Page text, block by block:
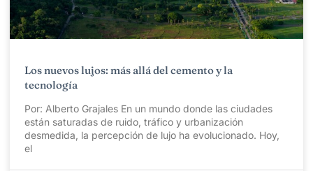
Los nuevos lujos: más allá del cemento y la
tecnología
Por: Alberto Grajales En un mundo donde las ciudades
están saturadas de ruido, tráfico y urbanización
desmedida, la percepción de lujo ha evolucionado. Hoy,
el